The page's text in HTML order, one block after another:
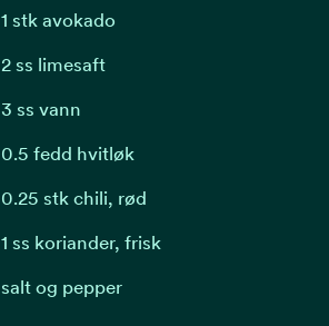
1 stk avokado
2 ss limesaft
3 ss vann
0.5 fedd hvitløk
0.25 stk chili, rød
1 ss koriander, frisk
salt og pepper